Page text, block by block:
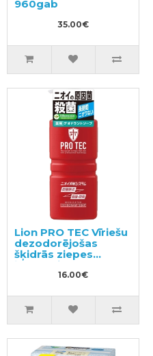
960gab
35.00€
Lion PRO TEC Vīriešu
dezodorējošas
šķidrās ziepes
ķermenim 420ml
16.00€